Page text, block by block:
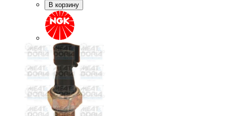
В корзину